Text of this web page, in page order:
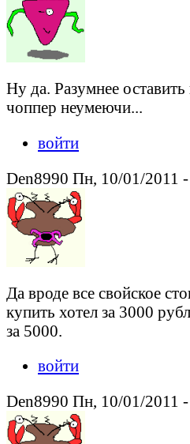
Ну да. Разумнее оставить
чоппер неумеючи...
войти
Den8990 Пн, 10/01/2011
Да вроде все свойское
купить хотел за 3000
за 5000.
войти
Den8990 Пн, 10/01/2011